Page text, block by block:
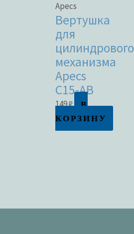
Apecs
Вертушка
для
цилиндрового
механизма
Apecs
C15-AB
149₽
В
КОРЗИНУ